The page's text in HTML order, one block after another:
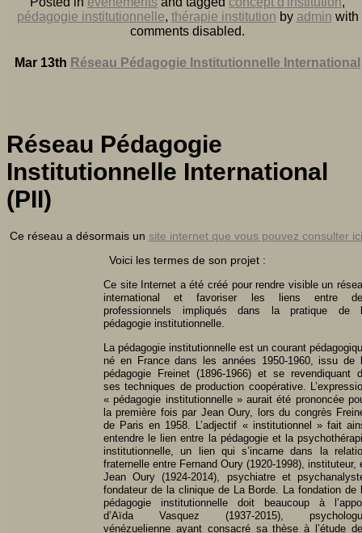
pédagogie institutionnelle, thérapie institution by admin with
comments disabled.
Mar 13th Réseau Pédagogie Institutionnelle International
Réseau Pédagogie
Institutionnelle International
(PII)
Ce réseau a désormais un site internet que vous pouvez consulter ici
Voici les termes de son projet :
Ce site Internet a été créé pour rendre visible un
international et favoriser les liens entre
professionnels impliqués dans la pratique de
pédagogie institutionnelle.
La pédagogie institutionnelle est un courant
né en France dans les années 1950-1960, issu de
pédagogie Freinet (1896-1966) et se revendiquant
ses techniques de production coopérative.
« pédagogie institutionnelle » aurait été prononcée
la première fois par Jean Oury, lors du congrès
de Paris en 1958. L’adjectif « institutionnel » fait
entendre le lien entre la pédagogie et la
institutionnelle, un lien qui s’incarne dans la
fraternelle entre Fernand Oury (1920-1998), instituteur,
Jean Oury (1924-2014), psychiatre et
fondateur de la clinique de La Borde. La fondation de
pédagogie institutionnelle doit beaucoup à
d’Aïda Vasquez (1937-2015),
vénézuelienne ayant consacré sa thèse à l’étude